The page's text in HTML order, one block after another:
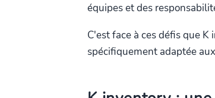
équipes et des
C'est face à ces défis que
spécifiquement adaptée